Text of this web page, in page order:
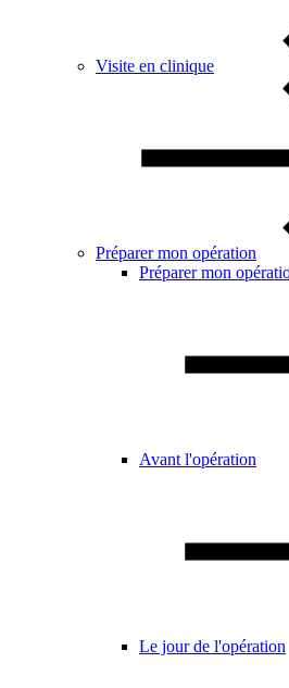
Visite en clinique
Préparer mon opération
Préparer mon
Avant l'opération
Le jour de l'opération